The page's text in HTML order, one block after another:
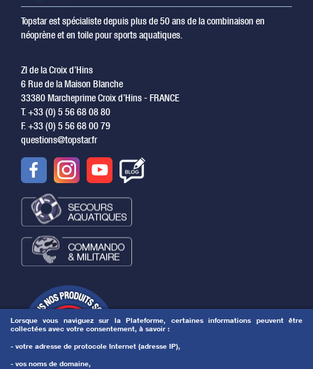
Lorsque vous naviguez sur la Plateforme, certaines informations peuvent être
collectées avec votre consentement, à savoir :
- votre adresse de protocole Internet (adresse IP),
- vos noms de domaine,
Topstar est spécialiste depuis plus de 50 ans de la combinaison en
néoprène et en toile pour sports aquatiques.
ZI de la Croix d’Hins
6 Rue de la Maison Blanche
33380 Marcheprime Croix d’Hins - FRANCE
T. +33 (0) 5 56 68 08 80
F. +33 (0) 5 56 68 00 79
questions@topstar.fr